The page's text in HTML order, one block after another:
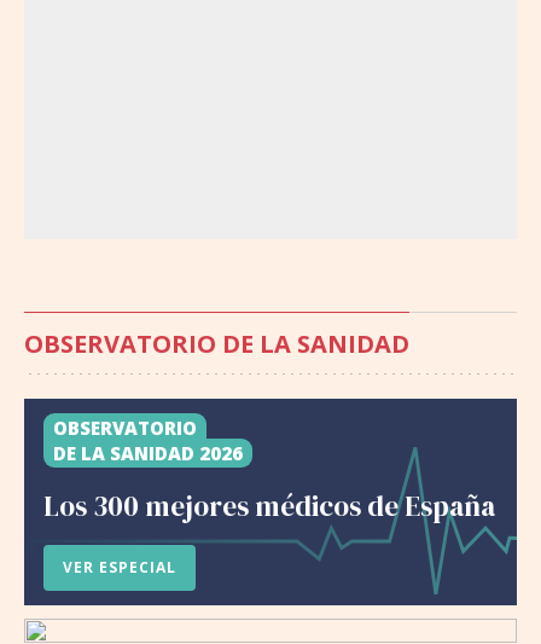
OBSERVATORIO DE LA SANIDAD
OBSERVATORIO
DE LA SANIDAD 2026
Los 300 mejores médicos de España
VER ESPECIAL